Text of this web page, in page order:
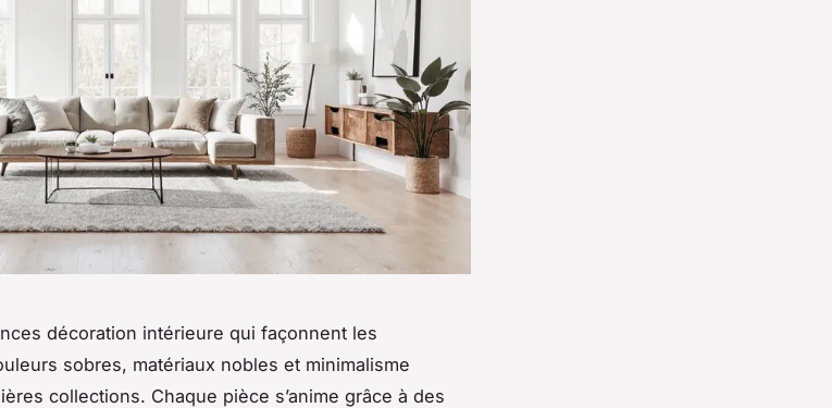
décoration intérieure qui façonnent les
sobres, matériaux nobles et minimalisme
collections. Chaque pièce s’anime grâce à des